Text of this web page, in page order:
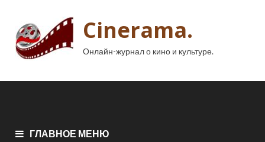
Cinerama.
Онлайн-журнал о кино и культуре.
ГЛАВНОЕ МЕНЮ